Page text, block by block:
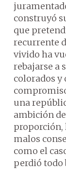
construyó
que
recurrente
vivido ha
rebajarse a
colorados y
una
ambición
proporción,
malos
como el
perdió todo